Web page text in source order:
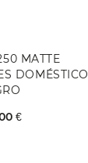
MATTE
DOMÉSTICO
€